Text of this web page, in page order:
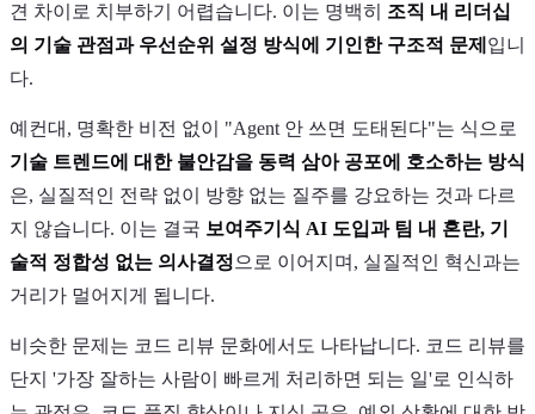
견 차이로 치부하기 어렵습니다. 이는 명백히 조직 내 리더십
의 기술 관점과 우선순위 설정 방식에 기인한 구조적 문제 입니
다.
예컨대, 명확한 비전 없이 "Agent 안 쓰면 도태된다"는 식으로
기술 트렌드에 대한 불안감을 동력 삼아 공포에 호소하는 방식
은, 실질적인 전략 없이 방향 없는 질주를 강요하는 것과 다르
지 않습니다. 이는 결국 보여주기식 AI 도입과 팀 내 혼란, 기
술적 정합성 없는 의사결정으로 이어지며, 실질적인 혁신과는
거리가 멀어지게 됩니다.
비슷한 문제는 코드 리뷰 문화에서도 나타납니다. 코드 리뷰를
단지 '가장 잘하는 사람이 빠르게 처리하면 되는 일'로 인식하